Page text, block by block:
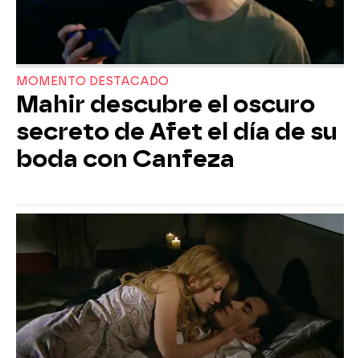
MOMENTO DESTACADO
Mahir descubre el oscuro
secreto de Afet el día de su
boda con Canfeza